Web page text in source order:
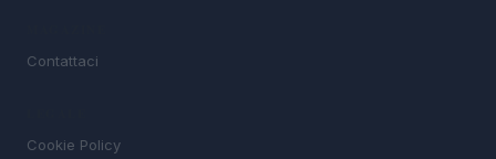
Contattaci
Cookie Policy